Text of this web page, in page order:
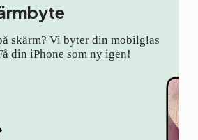
skärm? Vi byter din mobilglas
din iPhone som ny igen!